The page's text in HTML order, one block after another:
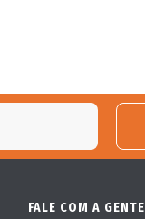
FALE COM A GENTE